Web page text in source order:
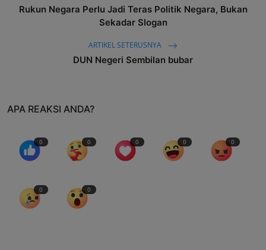
Rukun Negara Perlu Jadi Teras Politik Negara, Bukan
Sekadar Slogan
ARTIKEL SETERUSNYA
DUN Negeri Sembilan bubar
APA REAKSI ANDA?
0 0 0 0 0
0 0